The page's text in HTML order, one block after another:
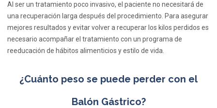
Al ser un tratamiento poco invasivo, el paciente no necesitará de
una recuperación larga después del procedimiento. Para asegurar
mejores resultados y evitar volver a recuperar los kilos perdidos es
necesario acompañar el tratamiento con un programa de
reeducación de hábitos alimenticios y estilo de vida.
¿Cuánto peso se puede perder con el
Balón Gástrico?